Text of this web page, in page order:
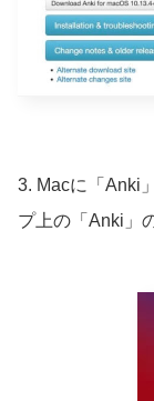
3. Macに「Anki
プ上の「Anki」